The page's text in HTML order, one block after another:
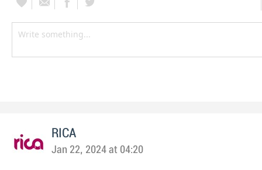
RICA
Jan 22, 2024 at 04:20